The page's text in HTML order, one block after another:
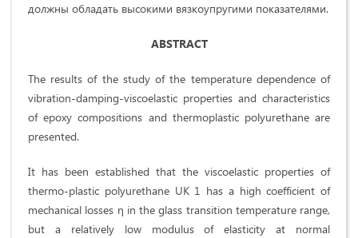
должны обладать высокими вязкоупругими показателями.
ABSTRACT
The results of the study of the temperature dependence of
vibration-damping-viscoelastic properties and characteristics
of epoxy compositions and thermoplastic polyurethane are
presented.
It has been established that the viscoelastic properties of
thermo-plastic polyurethane UK 1 has a high coefficient of
mechanical losses η in the glass transition temperature range,
but a relatively low modulus of elasticity at normal